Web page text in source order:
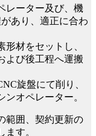
レーター及び、機
あり、適正に合わ
形材をセットし、
よび後工程へ運搬
旋盤にて削り、
オペレーター。
範囲、契約更新の
す。